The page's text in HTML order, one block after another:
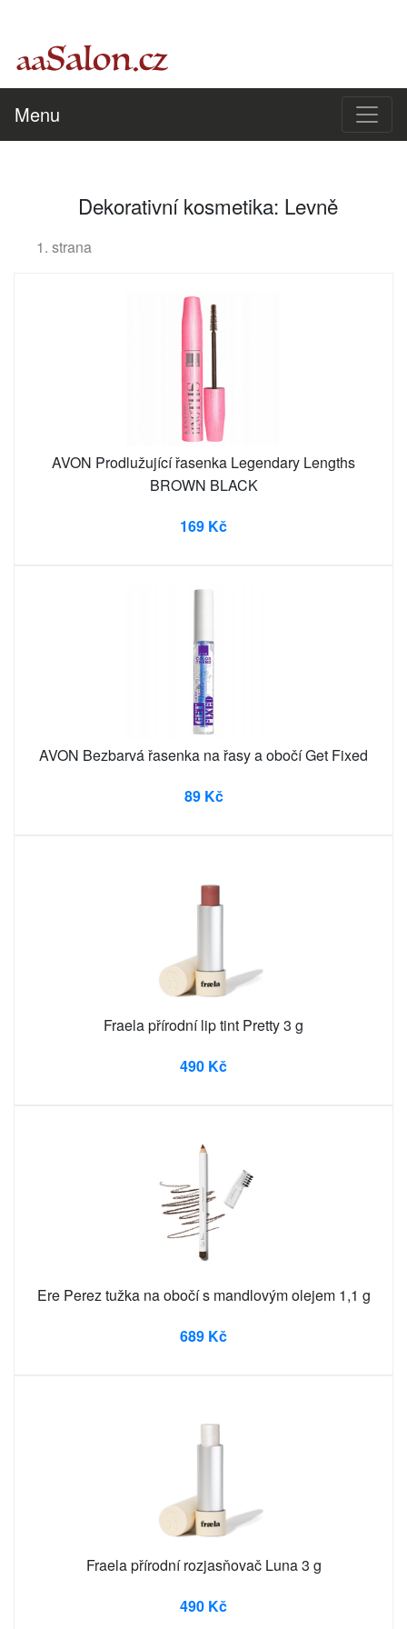
Menu
Dekorativní kosmetika: Levně
1. strana
AVON Prodlužující řasenka Legendary Lengths
BROWN BLACK
169 Kč
AVON Bezbarvá řasenka na řasy a obočí Get Fixed
89 Kč
Fraela přírodní lip tint Pretty 3 g
490 Kč
Ere Perez tužka na obočí s mandlovým olejem 1,1 g
689 Kč
Fraela přírodní rozjasňovač Luna 3 g
490 Kč